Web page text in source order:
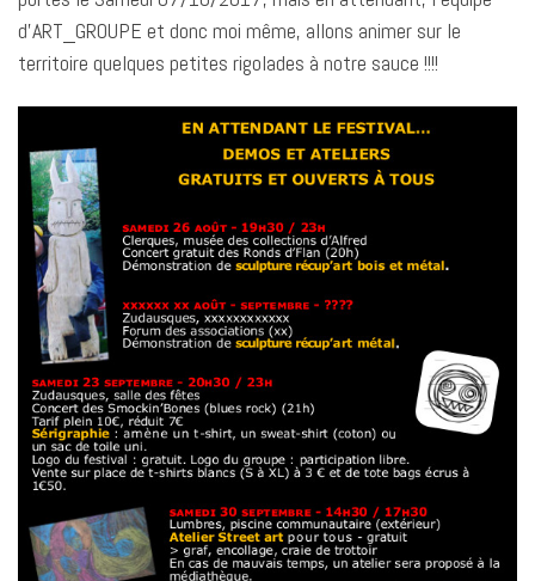
d’ART_GROUPE et donc moi même, allons animer sur le
territoire quelques petites rigolades à notre sauce !!!!